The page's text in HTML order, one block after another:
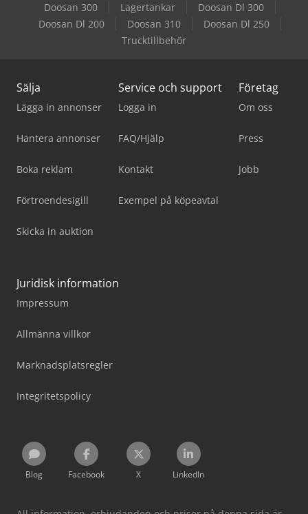
Doosan 300 Lagertankar
Doosan Dl 300
Doosan Dl 200
Doosan 310
Doosan Dl 250
Trucktillbehör
Sälja
Lägga in annonser
Hantera annonser
Boka reklam
Förtroendesigill
Skicka in auktion
Service och support
Logga in
FAQ/Hjälp
Kontakt
Exempel på köpeavtal
Företag
Om oss
Press
Jobb
Juridisk information
Impressum
Allmänna villkor
Marknadsplatsregler
Integritetspolicy
Blog Facebook X LinkedIn